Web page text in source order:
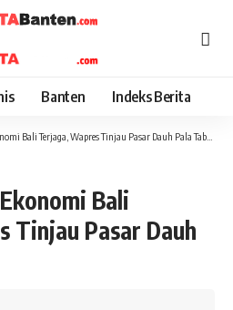
Banten Indeks Berita
Bali Terjaga, Wapres Tinjau Pasar Dauh Pala Tabanan
Bali
Tinjau Pasar Dauh